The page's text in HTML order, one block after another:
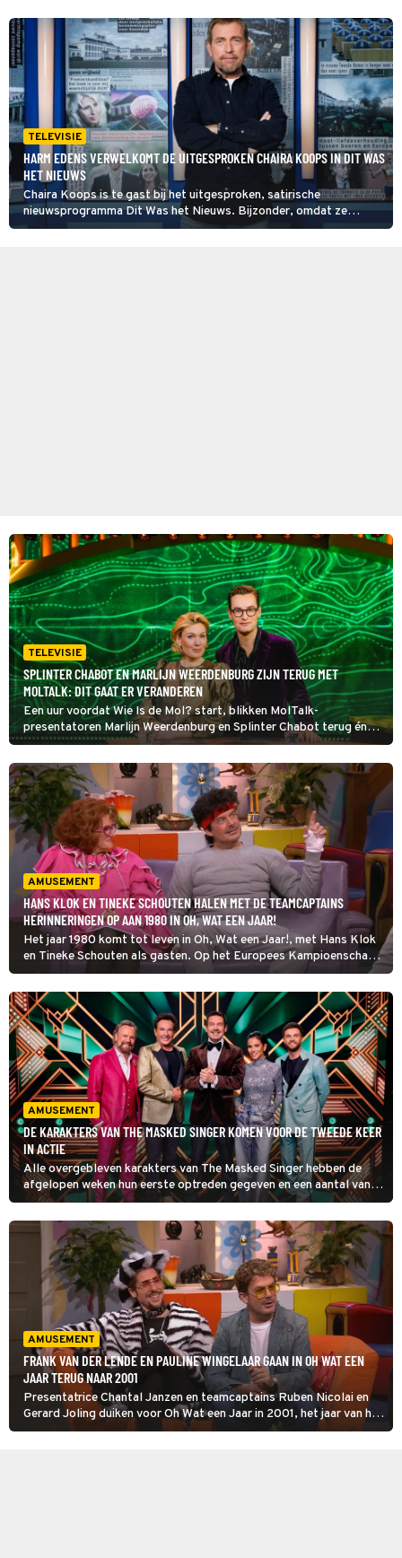
TELEVISIE
HARM EDENS VERWELKOMT DE UITGESPROKEN CHAIRA KOOPS IN DIT WAS
HET NIEUWS
Chaira Koops is te gast bij het uitgesproken, satirische
nieuwsprogramma Dit Was het Nieuws. Bijzonder, omdat ze
vroeger door haar zussen Zwitserland werd genoemd. 'Ik was
TELEVISIE
SPLINTER CHABOT EN MARLIJN WEERDENBURG ZIJN TERUG MET
MOLTALK: DIT GAAT ER VERANDEREN
Een uur voordat Wie Is de Mol? start, blikken MolTalk-
presentatoren Marlijn Weerdenburg en Splinter Chabot terug én
vooruit, samen met de afvallers van dit seizoen en oud-
kandidaten. Stijn de Vries gaat langs bij de grootste fans.
AMUSEMENT
HANS KLOK EN TINEKE SCHOUTEN HALEN MET DE TEAMCAPTAINS
HERINNERINGEN OP AAN 1980 IN OH, WAT EEN JAAR!
Het jaar 1980 komt tot leven in Oh, Wat een Jaar!, met Hans Klok
en Tineke Schouten als gasten. Op het Europees Kampioenschap
voetbal in Italië stelt Oranje teleur; twee jaar na de WK-finale ligt
het team er nu al in de groepsfase uit.
AMUSEMENT
DE KARAKTERS VAN THE MASKED SINGER KOMEN VOOR DE TWEEDE KEER
IN ACTIE
Alle overgebleven karakters van The Masked Singer hebben de
afgelopen weken hun eerste optreden gegeven en een aantal van
hen moet nu opnieuw aan de bak. De vraag is of het panel een
stapje dichter bij hun ware identiteit komt.
AMUSEMENT
FRANK VAN DER LENDE EN PAULINE WINGELAAR GAAN IN OH WAT EEN
JAAR TERUG NAAR 2001
Presentatrice Chantal Janzen en teamcaptains Ruben Nicolai en
Gerard Joling duiken voor Oh Wat een Jaar in 2001, het jaar van het
eerste homohuwelijk en de eerste Harry Potter-film. Frank van der